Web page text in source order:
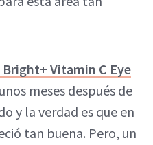
Bright+ Vitamin C Eye
unos meses después de
y la verdad es que en
tan buena. Pero, un